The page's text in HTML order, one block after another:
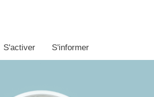
S'activer S'informer